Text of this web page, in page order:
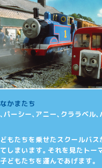
かまたち
パーシー、アニー、クララベル
もたちを乗せたスクールバス
しまいます。それを見たトー
どもたちを運んであげます。